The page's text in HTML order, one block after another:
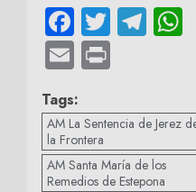
Facebook
Twitter
Email
Tags:
AM La Sentencia de Jerez
la Frontera
AM Santa María de los
Remedios de Estepona